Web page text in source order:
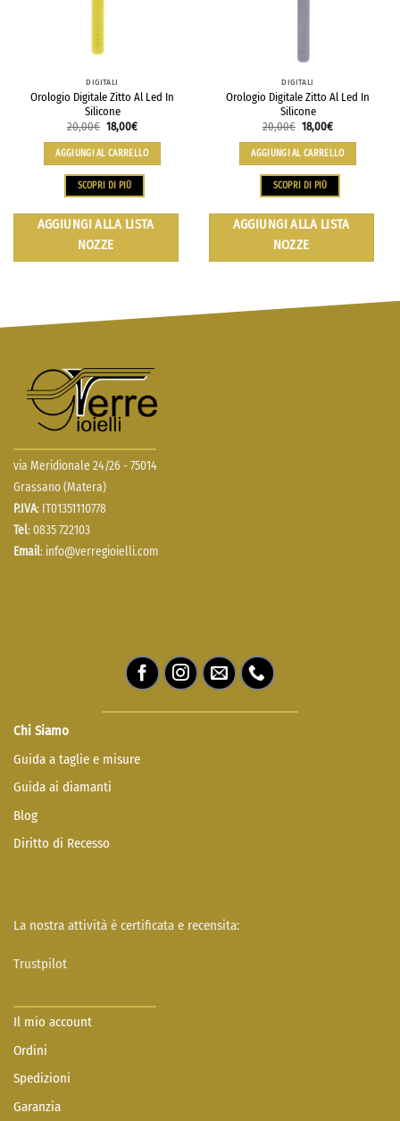
DIGITALI
Orologio Digitale Zitto Al Led In
Silicone
20,00€ 18,00€
AGGIUNGI AL CARRELLO
SCOPRI DI PIÙ
AGGIUNGI ALLA LISTA
NOZZE
DIGITALI
Orologio Digitale Zitto Al Led In
Silicone
20,00€ 18,00€
AGGIUNGI AL CARRELLO
SCOPRI DI PIÙ
AGGIUNGI ALLA LISTA
NOZZE
via Meridionale 24/26 - 75014
Grassano (Matera)
P.IVA: IT01351110778
Tel: 0835 722103
Email: info@verregioielli.com
Chi Siamo
Guida a taglie e misure
Guida ai diamanti
Blog
Diritto di Recesso
La nostra attività è certificata e recensita:
Trustpilot
Il mio account
Ordini
Spedizioni
Garanzia